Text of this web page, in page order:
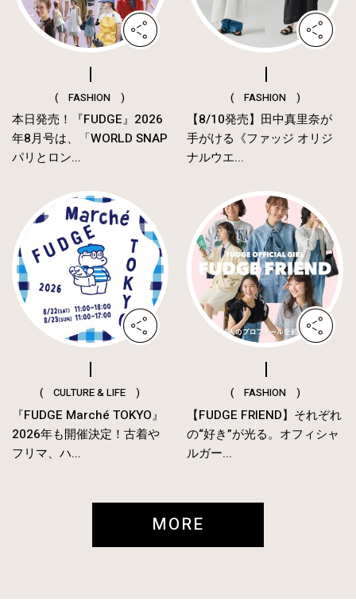
( FASHION )
本日発売！『FUDGE』2026
年8月号は、「WORLD SNAP
パリとロン...
( FASHION )
【8/10発売】田中真里奈が
手がける《ファッジ オリジ
ナルウエ...
( CULTURE & LIFE )
『FUDGE Marché TOKYO』
2026年も開催決定！古着や
フリマ、ハ...
( FASHION )
【FUDGE FRIEND】それぞれ
の“好き”が光る。オフィシャ
ルガー...
MORE